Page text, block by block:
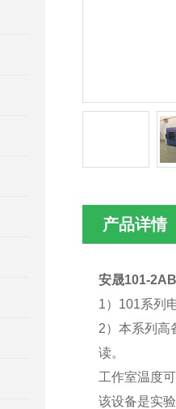
产品详情
安晟101-
1）101系列
2）本系列高
读。
工作室温度
该设备是实